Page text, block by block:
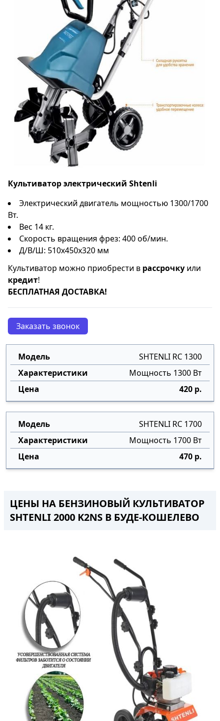
Культиватор электрический Shtenli
Электрический двигатель мощностью 1300/1700
Вт.
Вес 14 кг.
Скорость вращения фрез: 400 об/мин.
Д/В/Ш: 510х450х320 мм
Культиватор можно приобрести в рассрочку или
кредит!
БЕСПЛАТНАЯ ДОСТАВКА!
Заказать звонок
SHTENLI RC 1300
Мощность 1300 Вт
420 р.
SHTENLI RC 1700
Мощность 1700 Вт
470 р.
ЦЕНЫ НА БЕНЗИНОВЫЙ КУЛЬТИВАТОР
SHTENLI 2000 K2NS В БУДЕ-КОШЕЛЕВО